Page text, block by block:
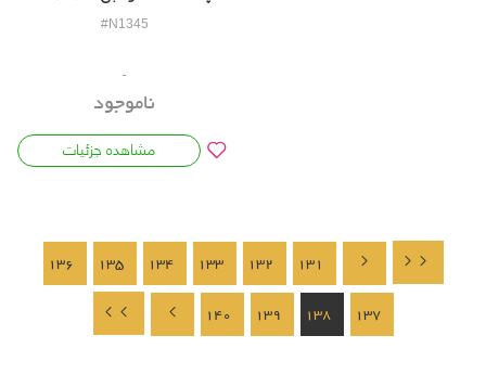
#N1345
ناموجود
مشاهده جزئیات
131
132
133
134
135
136
137
138
139
140